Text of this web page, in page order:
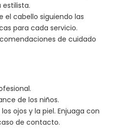
el cabello siguiendo las
para cada servicio.
de cuidado
de los niños.
ojos y la piel. Enjuaga con
de contacto.